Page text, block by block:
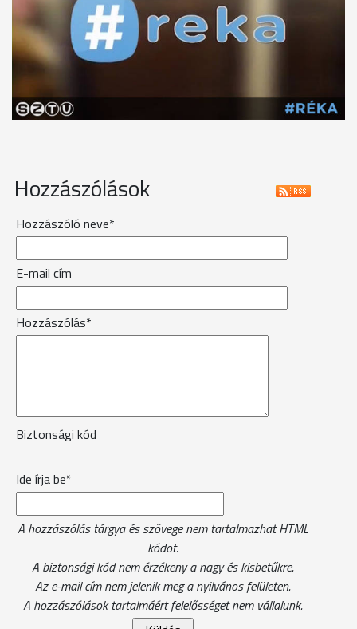
Hozzászólások
Hozzászóló neve*
E-mail cím
Hozzászólás*
Biztonsági kód
Ide írja be*
A hozzászólás tárgya és szövege nem tartalmazhat HTML
kódot.
A biztonsági kód nem érzékeny a nagy és kisbetűkre.
Az e-mail cím nem jelenik meg a nyilvános felületen.
A hozzászólások tartalmáért felelősséget nem vállalunk.